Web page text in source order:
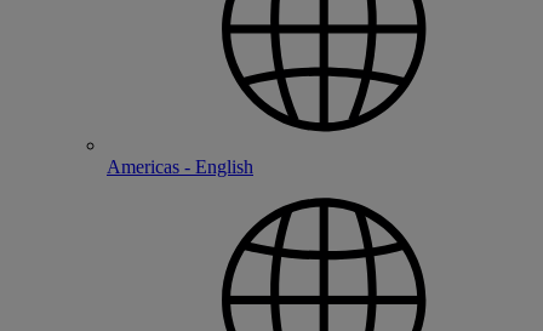
Americas - English